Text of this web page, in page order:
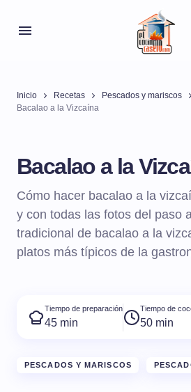
Inicio Recetas Pescados y mariscos
Bacalao a la Vizcaína
Bacalao a la
Cómo hacer bacalao a la
y con todas las fotos del paso
tradicional de bacalao a la
platos más típicos de la
Tiempo de preparación
45 min
Tiempo de
50 min
PESCADOS Y MARISCOS